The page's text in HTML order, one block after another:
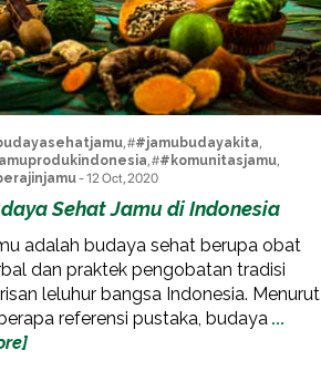
, ##jamubudayakita,
, ##komunitasjamu,
- 12 Oct, 2020
Sehat Jamu di Indonesia
adalah budaya sehat berupa obat
dan praktek pengobatan tradisi
leluhur bangsa Indonesia. Menurut
referensi pustaka, budaya ...